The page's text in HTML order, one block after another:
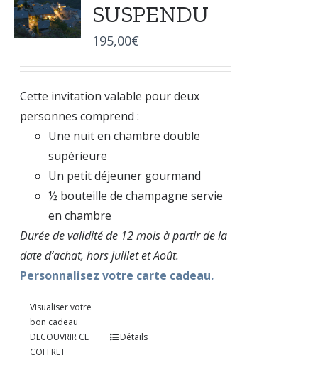
SUSPENDU
195,00€
Cette invitation valable pour deux
personnes comprend :
Une nuit en chambre double
supérieure
Un petit déjeuner gourmand
½ bouteille de champagne servie
en chambre
Durée de validité de 12 mois à partir de la
date d’achat, hors juillet et Août.
Personnalisez votre carte cadeau.
Visualiser votre
bon cadeau
DECOUVRIR CE
COFFRET
Détails